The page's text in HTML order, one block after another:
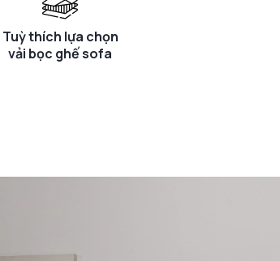
Tuỳ thích lựa chọn
vải bọc ghế sofa